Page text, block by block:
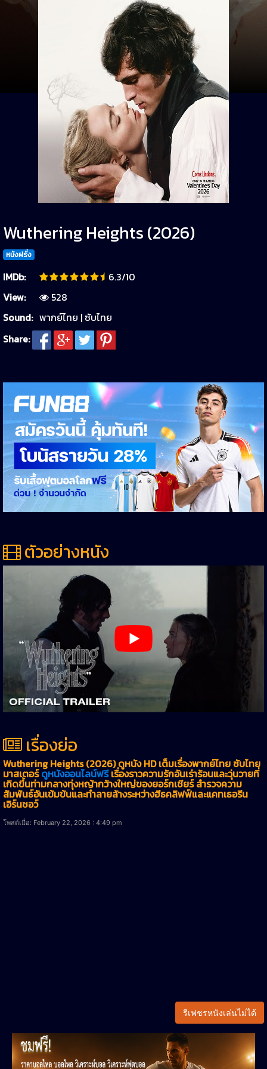
Wuthering Heights (2026)
หนังฝรั่ง
IMDb:
6.3/10
View:
528
Sound: พากย์ไทย | ซับไทย
Share:
ตัวอย่างหนัง
เรื่องย่อ
Wuthering Heights (2026) ดูหนัง HD เต็มเรื่องพากย์ไทย ซับไทย
มาสเตอร์ดูหนังออนไลน์ฟรีเรื่องราวความรักอันเร่าร้อนและวุ่นวายที่
เกิดขึ้นท่ามกลางทุ่งหญ้ากว้างใหญ่ของยอร์กเชียร์ สำรวจความ
สัมพันธ์อันเข้มข้นและทำลายล้างระหว่างฮีธคลิฟฟ์และแคทเธอรีน
เอิร์นชอว์
โพสต์เมื่อ: February 22, 2026 : 4:49 pm
รีเฟชรหนังเล่นไม่ได้